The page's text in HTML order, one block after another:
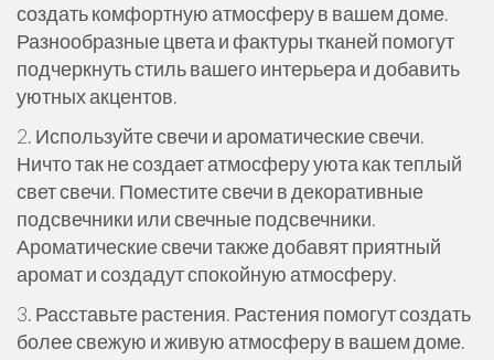
создать комфортную атмосферу в вашем доме.
Разнообразные цвета и фактуры тканей помогут
подчеркнуть стиль вашего интерьера и добавить
уютных акцентов.
2. Используйте свечи и ароматические свечи.
Ничто так не создает атмосферу уюта как теплый
свет свечи. Поместите свечи в декоративные
подсвечники или свечные подсвечники.
Ароматические свечи также добавят приятный
аромат и создадут спокойную атмосферу.
3. Расставьте растения. Растения помогут создать
более свежую и живую атмосферу в вашем доме.